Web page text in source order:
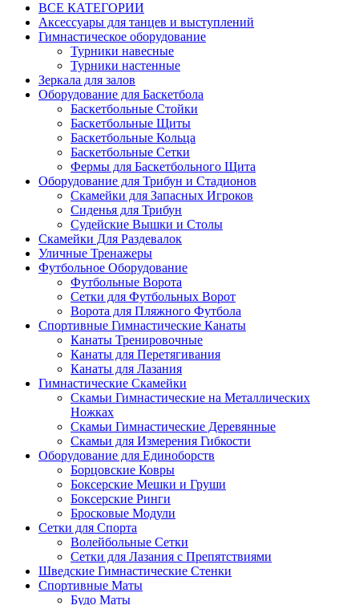
ВСЕ КАТЕГОРИИ
Аксессуары для танцев и выступлений
Гимнастическое оборудование
Турники навесные
Турники настенные
Зеркала для залов
Оборудование для Баскетбола
Баскетбольные Стойки
Баскетбольные Щиты
Баскетбольные Кольца
Баскетбольные Сетки
Фермы для Баскетбольного Щита
Оборудование для Трибун и Стадионов
Скамейки для Запасных Игроков
Сиденья для Трибун
Судейские Вышки и Столы
Скамейки Для Раздевалок
Уличные Тренажеры
Футбольное Оборудование
Футбольные Ворота
Сетки для Футбольных Ворот
Ворота для Пляжного Футбола
Спортивные Гимнастические Канаты
Канаты Тренировочные
Канаты для Перетягивания
Канаты для Лазания
Гимнастические Скамейки
Скамьи Гимнастические на Металлических
Ножках
Скамьи Гимнастические Деревянные
Скамьи для Измерения Гибкости
Оборудование для Единоборств
Борцовские Ковры
Боксерские Мешки и Груши
Боксерские Ринги
Бросковые Модули
Сетки для Спорта
Волейбольные Сетки
Сетки для Лазания с Препятствиями
Шведские Гимнастические Стенки
Спортивные Маты
Будо Маты